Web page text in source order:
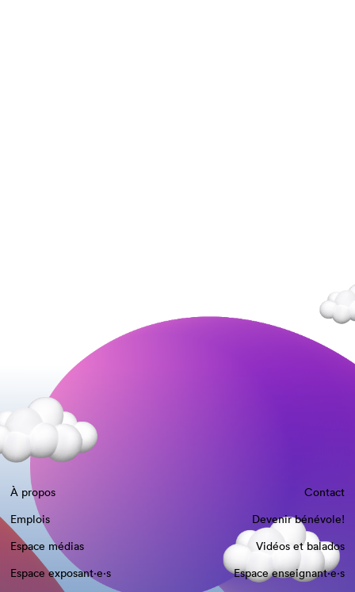
À propos
Contact
Emplois
Devenir bénévole!
Espace médias
Vidéos et balados
Espace exposant·e⋅s
Espace enseignant·e⋅s